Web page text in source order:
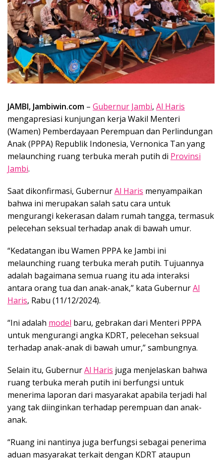
JAMBI, Jambiwin.com – Gubernur Jambi, Al Haris
mengapresiasi kunjungan kerja Wakil Menteri
(Wamen) Pemberdayaan Perempuan dan Perlindungan
Anak (PPPA) Republik Indonesia, Vernonica Tan yang
melaunching ruang terbuka merah putih di Provinsi
Jambi.
Saat dikonfirmasi, GubernurAl Haris menyampaikan
bahwa ini merupakan salah satu cara untuk
mengurangi kekerasan dalam rumah tangga, termasuk
pelecehan seksual terhadap anak di bawah umur.
“Kedatangan ibu Wamen PPPA ke Jambi ini
melaunching ruang terbuka merah putih. Tujuannya
adalah bagaimana semua ruang itu ada interaksi
antara orang tua dan anak-anak,” kata GubernurAl
Haris, Rabu (11/12/2024).
“Ini adalah model baru, gebrakan dari Menteri PPPA
untuk mengurangi angka KDRT, pelecehan seksual
terhadap anak-anak di bawah umur,” sambungnya.
Selain itu, GubernurAl Haris juga menjelaskan bahwa
ruang terbuka merah putih ini berfungsi untuk
menerima laporan dari masyarakat apabila terjadi hal
yang tak diinginkan terhadap perempuan dan anak-
anak.
“Ruang ini nantinya juga berfungsi sebagai penerima
aduan masyarakat terkait dengan KDRT ataupun